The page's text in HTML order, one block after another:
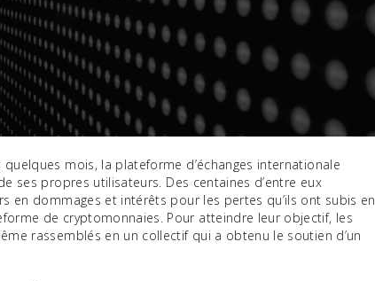
quelques mois, la plateforme d’échanges internationale
ses propres utilisateurs. Des centaines d’entre eux
en dommages et intérêts pour les pertes qu’ils ont subis en
de cryptomonnaies. Pour atteindre leur objectif, les
rassemblés en un collectif qui a obtenu le soutien d’un